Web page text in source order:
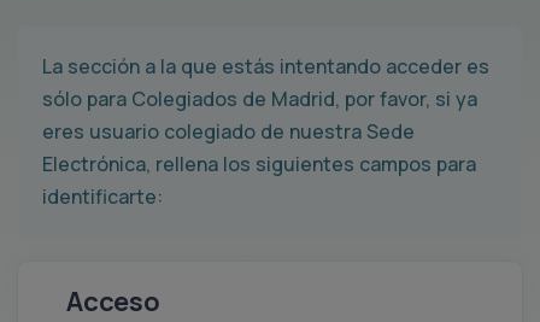
La sección a la que estás intentando acceder es
sólo para Colegiados de Madrid, por favor, si ya
eres usuario colegiado de nuestra Sede
Electrónica, rellena los siguientes campos para
identificarte:
Acceso